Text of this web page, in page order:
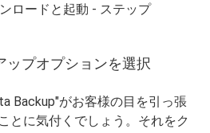
ロードと起動 - ステップ
ップオプションを選択
Backup"がお客様の目を引っ張
とに気付くでしょう。それをク